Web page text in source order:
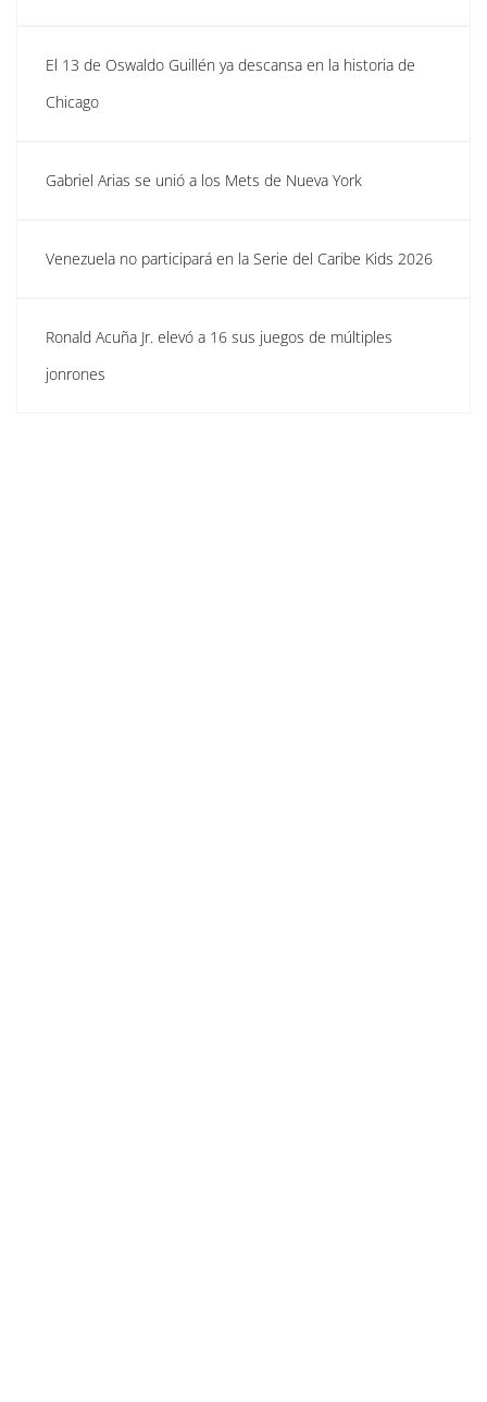
El 13 de Oswaldo Guillén ya descansa en la historia de
Chicago
Gabriel Arias se unió a los Mets de Nueva York
Venezuela no participará en la Serie del Caribe Kids 2026
Ronald Acuña Jr. elevó a 16 sus juegos de múltiples
jonrones